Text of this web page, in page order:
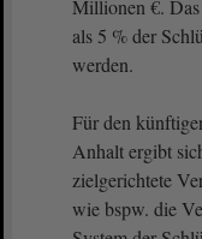
Millionen €. Das
als 5 % der
werden.
Für den
Anhalt ergibt
zielgerichtete
wie bspw. die